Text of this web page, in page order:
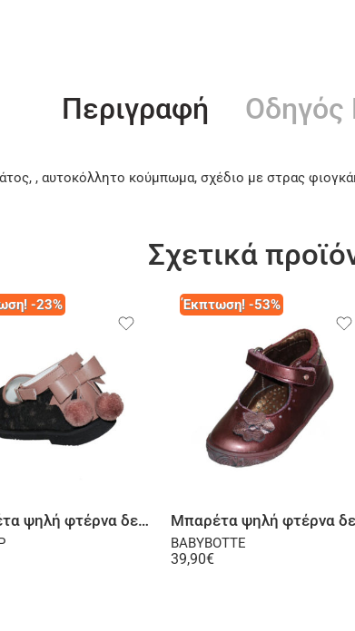
Περιγραφή
, αυτοκόλλητο κούμπωμα, σχέδιο με στρας
Σχετικά
-23%
Μπαρέτα ψηλή φτέρνα δερμάτινη σαμουά μαύρη
Έκπτωση! -53%
BABYBOTTE
39,90€